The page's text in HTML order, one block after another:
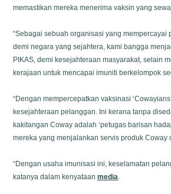
memastikan mereka menerima vaksin yang
“Sebagai sebuah organisasi yang mempercayai
demi negara yang sejahtera, kami bangga
PIKAS, demi kesejahteraan masyarakat, selain
kerajaan untuk mencapai imuniti berkelompok
“Dengan mempercepatkan vaksinasi
kesejahteraan pelanggan. Ini kerana tanpa
kakitangan Coway adalah ‘petugas barisan
mereka yang menjalankan servis produk Coway
“Dengan usaha imunisasi ini, keselamatan
katanya dalam kenyataan media